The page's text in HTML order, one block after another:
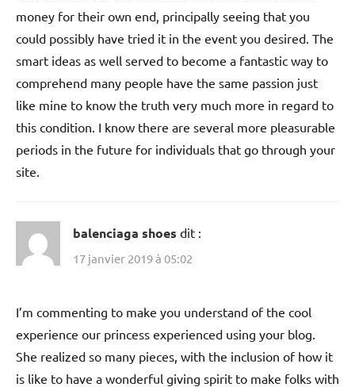
money for their own end, principally seeing that you
could possibly have tried it in the event you desired. The
smart ideas as well served to become a fantastic way to
comprehend many people have the same passion just
like mine to know the truth very much more in regard to
this condition. I know there are several more pleasurable
periods in the future for individuals that go through your
site.
balenciaga shoes dit :
17 janvier 2019 à 05:02
I’m commenting to make you understand of the cool
experience our princess experienced using your blog.
She realized so many pieces, with the inclusion of how it
is like to have a wonderful giving spirit to make folks with